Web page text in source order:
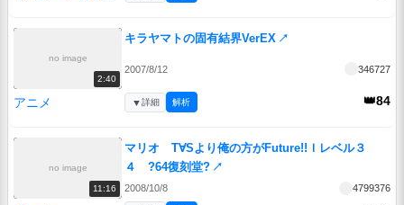
no image
2:40
キラヤマトの固有結界VerEX ↗
2007/8/12 346727
アニメ 👑84
▼詳細 解析
no image
11:16
マリオ T∀Sより俺の方がFuture!!ｌレベル３
４ ?64復刻堂? ↗
2008/10/8 4799376